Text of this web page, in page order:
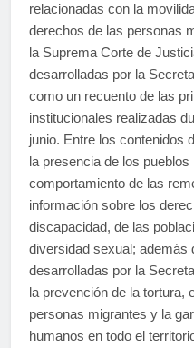
relacionadas con la
derechos de las personas
la Suprema Corte de
desarrolladas por la
como un recuento de las
institucionales realizadas
junio. Entre los contenidos
la presencia de los
comportamiento de las
información sobre los
discapacidad, de las
diversidad sexual; además
desarrolladas por la
la prevención de la tortura,
personas migrantes y la
humanos en todo el